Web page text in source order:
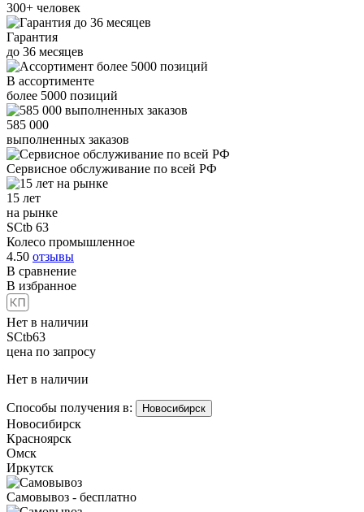
300+ человек
Гарантия
до 36 месяцев
В ассортименте
более 5000 позиций
585 000
выполненных заказов
Сервисное обслуживание по всей РФ
15 лет
на рынке
SCtb 63
Колесо промышленное
4.50 отзывы
В сравнение
В избранное
Нет в наличии
SCtb63
цена по запросу
Нет в наличии
Способы получения в: Новосибирск
Новосибирск
Красноярск
Омск
Иркутск
Самовывоз - бесплатно